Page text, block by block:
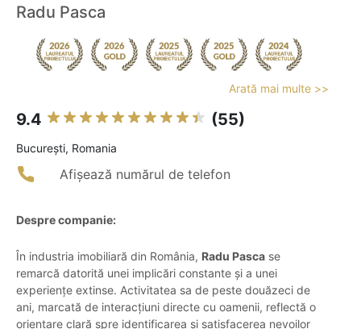
Radu Pasca
Arată mai multe >>
9.4 (55)
Bucureşti, Romania
Afișează numărul de telefon
Despre companie:
În industria imobiliară din România, Radu Pasca se
remarcă datorită unei implicări constante și a unei
experiențe extinse. Activitatea sa de peste douăzeci de
ani, marcată de interacțiuni directe cu oamenii, reflectă o
orientare clară spre identificarea și satisfacerea nevoilor